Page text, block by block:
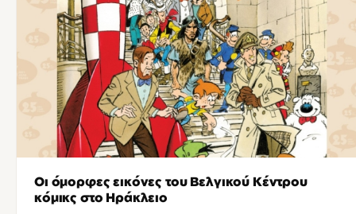
Οι όμορφες εικόνες του Βελγικού Κέντρου
κόμικς στο Ηράκλειο